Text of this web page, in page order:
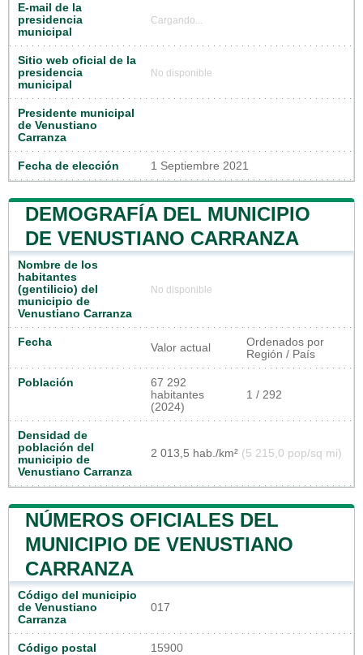
E-mail de la
presidencia
municipal
Cargando...
Sitio web oficial de la
presidencia
municipal
No disponible
Presidente municipal
de Venustiano
Carranza
Fecha de elección 1 Septiembre 2021
DEMOGRAFÍA DEL MUNICIPIO
DE VENUSTIANO CARRANZA
Nombre de los
habitantes
(gentilicio) del
municipio de
Venustiano Carranza
No disponible
Fecha Valor actual
Ordenados por
Región / País
Población
67 292
habitantes
(2024)
1 / 292
Densidad de
población del
municipio de
Venustiano Carranza
2 013,5 hab./km² (5 215,0 pop/sq mi)
NÚMEROS OFICIALES DEL
MUNICIPIO DE VENUSTIANO
CARRANZA
Código del municipio
de Venustiano
Carranza
017
Código postal 15900